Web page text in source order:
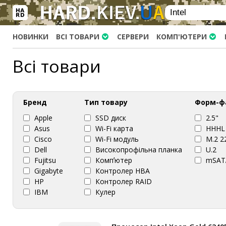
Вхід|Реєстрація×
(097)-938-03-73 Telegram WhatsApp
Послуги
Доставка та оплата
Комп'ютери
Ноутбуки
Моноблоки
Персональні комп'ютери
Сервери
Комплектуючі
НОВИНКИ ВСІ ТОВАРИ СЕРВЕРИ КОМП'ЮТЕРИ
Всі товари
Бренд
Apple
Asus
Cisco
Dell
Fujitsu
Gigabyte
HP
IBM
Тип товару
SSD диск
Wi-Fi карта
Wi-Fi модуль
Високопрофільна планка
Компʼютер
Контролер HBA
Контролер RAID
Кулер
Моноблок
Форм-
2.5"
HHHL
M.2
U.2